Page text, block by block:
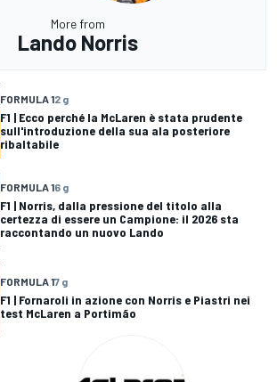
More from
Lando Norris
FORMULA 12 g
F1 | Ecco perché la McLaren è stata prudente
sull'introduzione della sua ala posteriore
ribaltabile
FORMULA 16 g
F1 | Norris, dalla pressione del titolo alla
certezza di essere un Campione: il 2026 sta
raccontando un nuovo Lando
FORMULA 17 g
F1 | Fornaroli in azione con Norris e Piastri nei
test McLaren a Portimão